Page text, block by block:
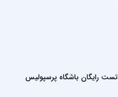
تست رایگان باشگاه پرسپولیس